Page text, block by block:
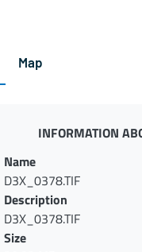
Map
INFORMATION
Name
D3X_0378.TIF
Description
D3X_0378.TIF
Size